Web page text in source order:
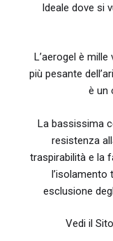
Ideale dove si
L’aerogel è
più pesante
è un
La bassissima
resistenza
traspirabilità e la
l’isolamento
esclusione
Vedi il